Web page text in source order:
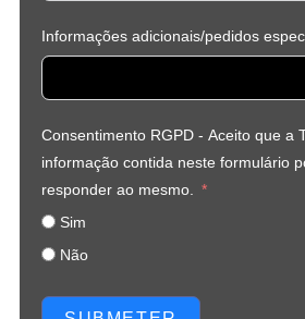
Informações adicionais/pedidos
Consentimento RGPD - Aceito que a
informação contida neste formulário
responder ao mesmo.
Sim
Não